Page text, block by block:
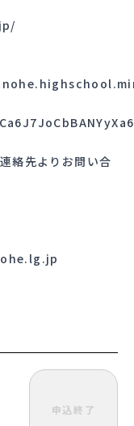
絡先よりお問い合
申込終了